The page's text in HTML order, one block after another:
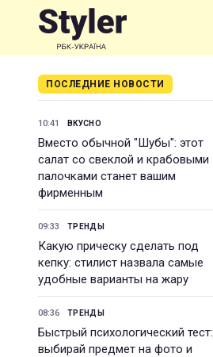
ПОСЛЕДНИЕ НОВОСТИ
10:41 ВКУСНО
Вместо обычной "Шубы": этот
салат со свеклой и крабовыми
палочками станет вашим
фирменным
09:33 ТРЕНДЫ
Какую прическу сделать под
кепку: стилист назвала самые
удобные варианты на жару
08:36 ТРЕНДЫ
Быстрый психологический тест:
выбирай предмет на фото и